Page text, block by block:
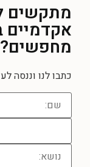
מתקשים
מחפשים?
כתבו לנו וננסה